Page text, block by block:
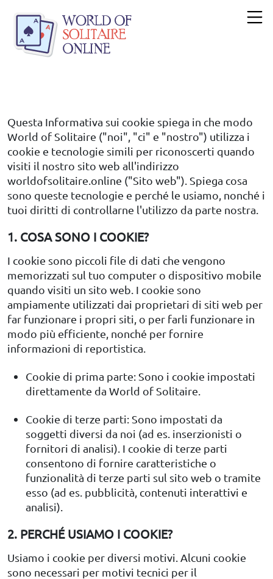
Questa Informativa sui cookie spiega in che modo
World of Solitaire ("noi", "ci" e "nostro") utilizza i
cookie e tecnologie simili per riconoscerti quando
visiti il nostro sito web all'indirizzo
worldofsolitaire.online ("Sito web"). Spiega cosa
sono queste tecnologie e perché le usiamo, nonché i
tuoi diritti di controllarne l'utilizzo da parte nostra.
1. COSA SONO I COOKIE?
I cookie sono piccoli file di dati che vengono
memorizzati sul tuo computer o dispositivo mobile
quando visiti un sito web. I cookie sono
ampiamente utilizzati dai proprietari di siti web per
far funzionare i propri siti, o per farli funzionare in
modo più efficiente, nonché per fornire
informazioni di reportistica.
Cookie di prima parte: Sono i cookie impostati
direttamente da World of Solitaire.
Cookie di terze parti: Sono impostati da
soggetti diversi da noi (ad es. inserzionisti o
fornitori di analisi). I cookie di terze parti
consentono di fornire caratteristiche o
funzionalità di terze parti sul sito web o tramite
esso (ad es. pubblicità, contenuti interattivi e
analisi).
2. PERCHÉ USIAMO I COOKIE?
Usiamo i cookie per diversi motivi. Alcuni cookie
sono necessari per motivi tecnici per il